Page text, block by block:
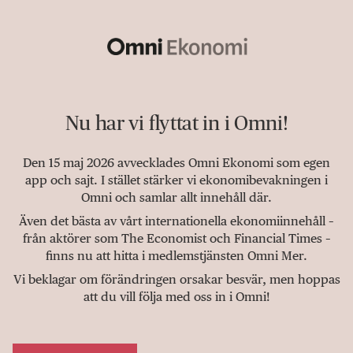
Nu har vi flyttat in i Omni!
Den 15 maj 2026 avvecklades Omni Ekonomi som egen
app och sajt. I stället stärker vi ekonomibevakningen i
Omni och samlar allt innehåll där.
Även det bästa av vårt internationella ekonomiinnehåll –
från aktörer som The Economist och Financial Times –
finns nu att hitta i medlemstjänsten Omni Mer.
Vi beklagar om förändringen orsakar besvär, men hoppas
att du vill följa med oss in i Omni!